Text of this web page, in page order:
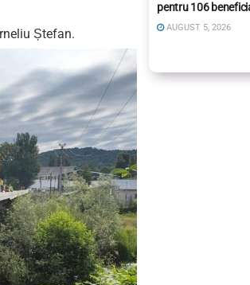
Ștefan.
pentru 106
AUGUST 5, 2026